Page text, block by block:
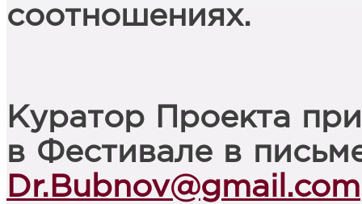
соотношениях.
Куратор Проекта
в Фестивале в
Dr. Bubnov@gmail .com